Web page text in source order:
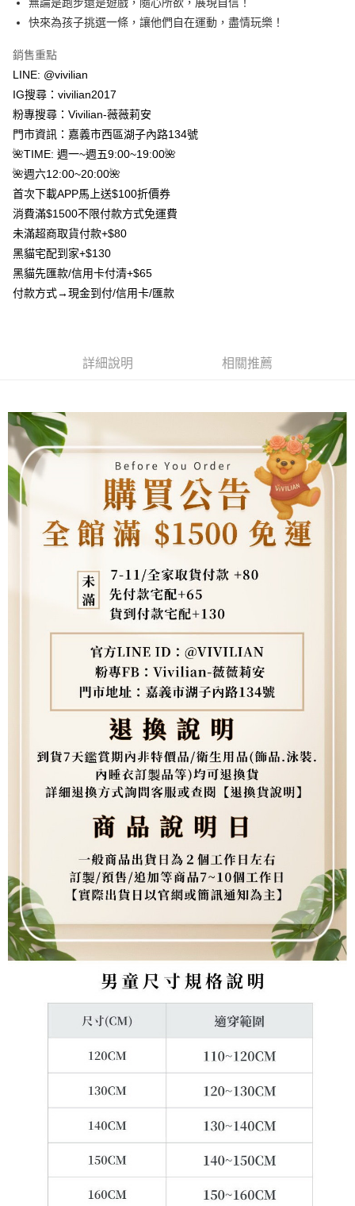
聯邦商業銀行
遠東國際商業銀行
元大商業銀行
永豐商業銀行
台新國際商業銀行
台灣樂天信用卡公司
街口支付
Google Pay
大哥付你分期
相關說明
【大哥付你分期使用說明】
2.付款方式選擇「大哥付你分期」，訂單成立後會自動跳轉到大哥付的交易
流程，驗證手機門號後，選擇欲分期的期數、繳款截止日，確認付款後即完
成交易。
3.實際核准額度、可分期數及費用金額請依後續交易確認頁面所載為準。
4.訂單成立30分鐘內，如未前往確認交易或遇審核未通過，訂單將自動取
消。如遇「轉專審核」未通過狀況，表示未達大哥付你分期系統評分，恕無
【繳款方式說明】
1.分期款項不併入電信帳單，「大哥付你分期」於每月結算日後寄送繳費提
醒簡訊。
2.透過簡訊連結打開帳單後，可選擇「超商條碼／台灣大直營門市／銀行轉
1.本服務係由「台灣大哥大股份有限公司」（以下簡稱本公司）所提供，讓
用戶於交易時，得透過本服務購買商品或服務，並由商店將買賣／分期付款
資料（包含姓名、電話或地址）提供予台灣大哥大進項蒐集、處理及利用，
由本公司與您本人進行分期帳單所需資料之確認、核對及更正。
3.完整用戶服務條款，請詳閱以下連結：https://oppay.tw/userRule
AFTEE先享後付
相關說明
【關於「AFTEE先享後付」】
AFTEE先享後付是「在收到商品之後才付款」的支付方式。 讓您購物簡單
便利好安心！
１．簡單：不需註冊會員、不需綁卡、不需儲值。
２．便利：只要手機號碼，簡訊認證，即可結帳。
３．安心：先確認商品／服務後，再付款。
【「AFTEE先享後付」結帳流程】
１．於結帳方式選擇「AFTEE先享後付」後，將跳轉至「AFTEE先享後付」
※ 請注意：結帳手續完成當下不需立刻繳費，但若您需要取消訂單，請聯絡
是否繳費成功／繳費後需取消欲退款等相關疑問，請聯繫「AFTEE先享後付
客戶支援中心」
https://netprotections.freshdesk.com/support/home
【注意事項】
１．透過由恩沛科技股份有限公司提供之「AFTEE先享後付」服務完成之交
易，需依本服務之必要範圍內提供個人資料，並將交易相關給付款項請求債
權轉讓予恩沛科技股份有限公司。
２．關於個人資料處理事宜，請瀏覽以下網址：
https://aftee.tw/terms/#terms3
３．未成年的使用者請事先徵得法定代理人或監護人之同意方可使用
４．使用「AFTEE先享後付」時，將依據個別帳號之用戶狀況，依本公司即
時審查核予不同之上限額度；若仍有額度不足之情形，本公司將視審查結果
請求用戶進行身份認證。
５．嚴禁一人註冊多個帳號或使用他人資訊註冊。若發現惡意使用之情形，
恩沛科技股份有限公司將有權停止該用戶之使用額度並採取法律行動。
ATM付款
貨到付款
運送方式
全家取貨付款
每筆NT$80，滿NT$1,500(含以上)免運費
貨到付款
每筆NT$130，滿NT$1,500(含以上)免運費
海外配送 查看運費
快來為孩子挑選一條，讓他們自在運動，盡情玩樂！
銷售重點
LINE: @vivilian
IG搜尋：vivilian2017
粉專搜尋：Vivilian-薇薇莉安
門市資訊：嘉義市西區湖子內路134號
🌺TIME: 週一~週五9:00~19:00🌺
🌺週六12:00~20:00🌺
首次下載APP馬上送$100折價券
消費滿$1500不限付款方式免運費
未滿超商取貨付款+$80
黑貓宅配到家+$130
黑貓先匯款/信用卡付清+$65
付款方式→現金到付/信用卡/匯款
詳細說明 相關推薦